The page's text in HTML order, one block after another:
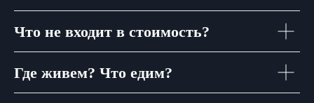
Что не входит в стоимость?
Где живем? Что едим?